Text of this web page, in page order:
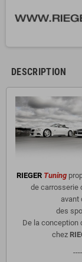
DESCRIPTION
RIEGER Tuning
de carrosserie
avant
des
De la conception
chez